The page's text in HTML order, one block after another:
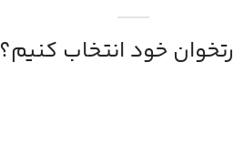
خود انتخاب کنیم؟